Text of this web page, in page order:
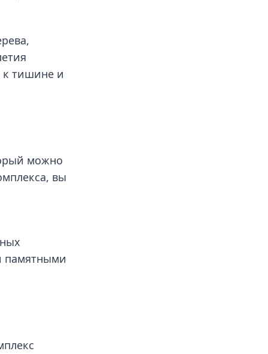
к тишине и
можно
вы
памятными